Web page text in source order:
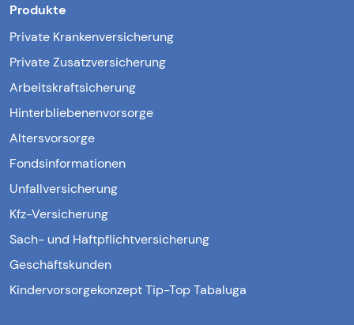
Produkte
Private Krankenversicherung
Private Zusatzversicherung
Arbeitskraftsicherung
Hinterbliebenenvorsorge
Altersvorsorge
Fondsinformationen
Unfallversicherung
Kfz-Versicherung
Sach- und Haftpflichtversicherung
Geschäftskunden
Kindervorsorgekonzept Tip-Top Tabaluga